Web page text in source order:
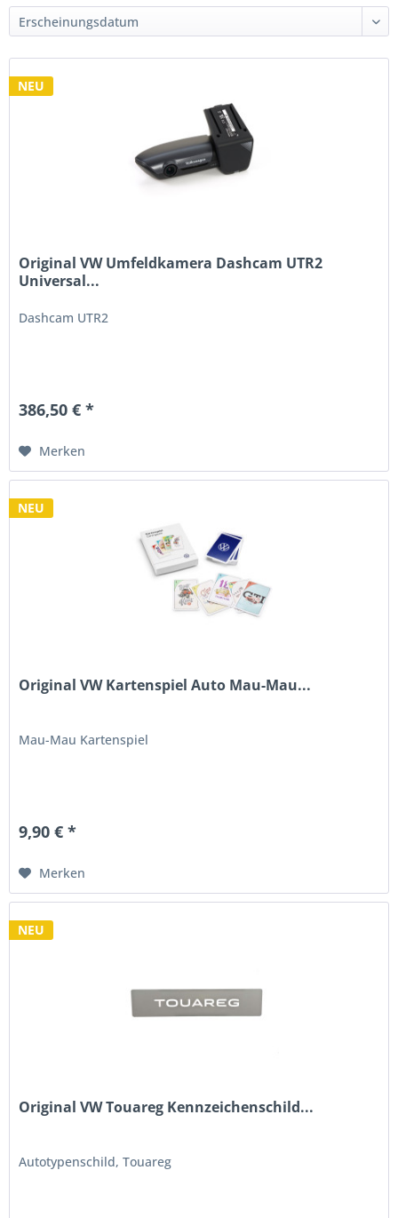
NEU
Original VW Umfeldkamera Dashcam UTR2
Universal...
Dashcam UTR2
386,50 € *
Merken
NEU
Original VW Kartenspiel Auto Mau-Mau...
Mau-Mau Kartenspiel
9,90 € *
Merken
NEU
Original VW Touareg Kennzeichenschild...
Autotypenschild, Touareg